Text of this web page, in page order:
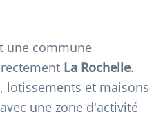
une commune
La Rochelle.
lotissements et maisons
une zone d'activité